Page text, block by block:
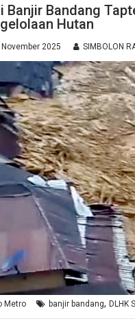
Banjir Bandang
Hutan
2025 SIMBOLON
Metro banjir bandang, DLHK